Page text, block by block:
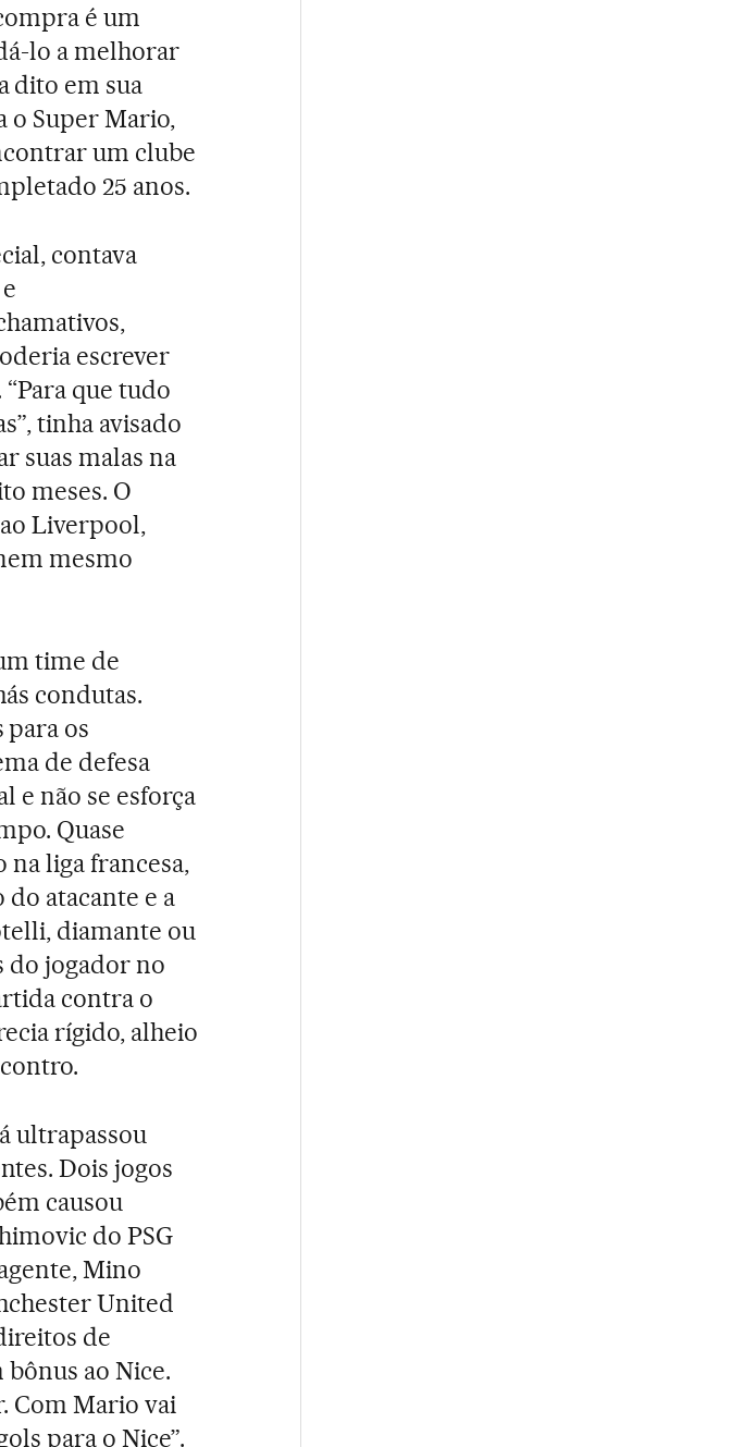
é um
lo a melhorar
dito em sua
o Super Mario,
um clube
25 anos.
contava
escrever
que tudo
tinha avisado
suas malas na
meses. O
Liverpool,
mesmo
time de
condutas.
os
de defesa
e não se esforça
Quase
liga francesa,
atacante e a
diamante ou
do jogador no
contra o
rígido, alheio
ultrapassou
Dois jogos
causou
do PSG
Mino
United
de
ao Nice.
Com Mario vai
para o Nice”.